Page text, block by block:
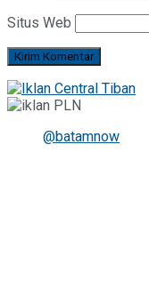
Situs Web
@batamnow